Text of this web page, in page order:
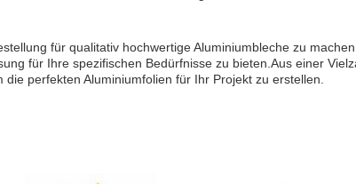
für qualitativ hochwertige Aluminiumbleche zu
für Ihre spezifischen Bedürfnisse zu bieten.Aus einer
perfekten Aluminiumfolien für Ihr Projekt zu erstellen.